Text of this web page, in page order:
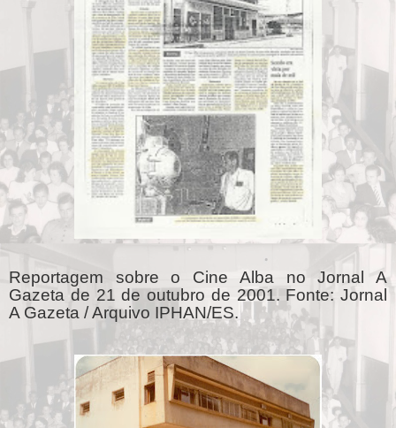
Reportagem sobre o Cine Alba no Jornal A
Gazeta de 21 de outubro de 2001. Fonte: Jornal
A Gazeta / Arquivo IPHAN/ES.